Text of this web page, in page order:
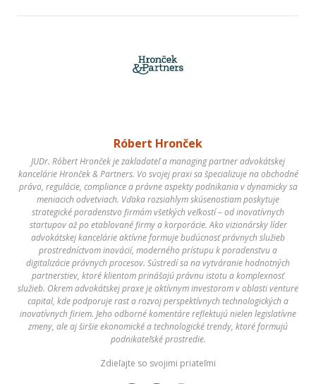
Róbert Hronček
JUDr. Róbert Hronček je zakladateľ a managing partner advokátskej
kancelárie Hronček & Partners. Vo svojej praxi sa špecializuje na obchodné
právo, regulácie, compliance a právne aspekty podnikania v dynamicky sa
meniacich odvetviach. Vďaka rozsiahlym skúsenostiam poskytuje
strategické poradenstvo firmám všetkých veľkostí – od inovatívnych
startupov až po etablované firmy a korporácie. Ako vizionársky líder
advokátskej kancelárie aktívne formuje budúcnosť právnych služieb
prostredníctvom inovácií, moderného prístupu k poradenstvu a
digitalizácie právnych procesov. Sústredí sa na vytváranie hodnotných
partnerstiev, ktoré klientom prinášajú právnu istotu a komplexnosť
služieb. Okrem advokátskej praxe je aktívnym investorom v oblasti venture
capital, kde podporuje rast a rozvoj perspektívnych technologických a
inovatívnych firiem. Jeho odborné komentáre reflektujú nielen legislatívne
zmeny, ale aj širšie ekonomické a technologické trendy, ktoré formujú
podnikateľské prostredie.
Zdieľajte so svojimi priateľmi